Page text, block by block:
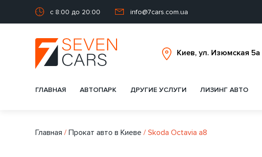
с 8:00 до 20:00 info@7cars.com.ua
ГЛАВНАЯ АВТОПАРК ДРУГИЕ УСЛУГИ ЛИЗИНГ АВТО
Главная / Прокат авто в Киеве / Skoda Octavia a8